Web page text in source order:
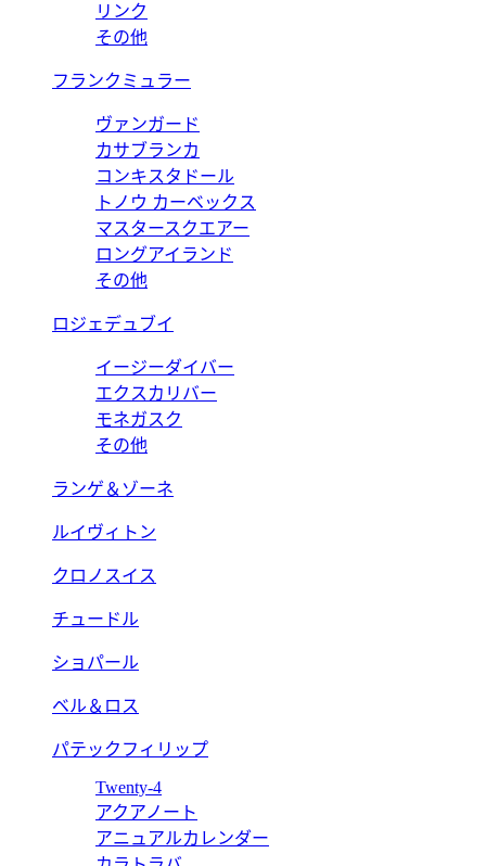
リンク
その他
フランクミュラー
ヴァンガード
カサブランカ
コンキスタドール
トノウ カーベックス
マスタースクエアー
ロングアイランド
その他
ロジェデュブイ
イージーダイバー
エクスカリバー
モネガスク
その他
ランゲ＆ゾーネ
ルイヴィトン
クロノスイス
チュードル
ショパール
ベル＆ロス
パテックフィリップ
Twenty-4
アクアノート
アニュアルカレンダー